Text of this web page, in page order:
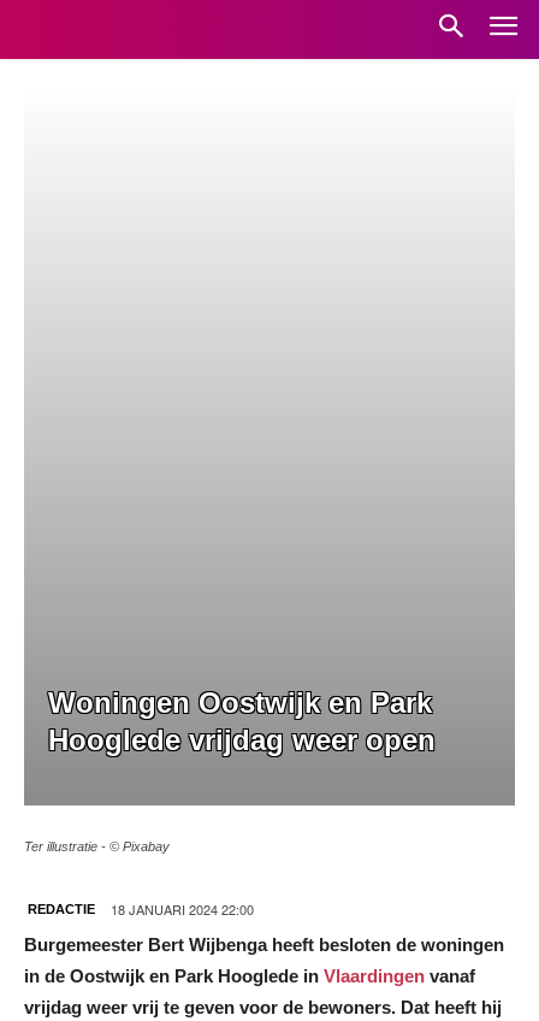
Woningen Oostwijk en Park
Hooglede vrijdag weer open
Ter illustratie - © Pixabay
REDACTIE 18 JANUARI 2024 22:00
Burgemeester Bert Wijbenga heeft besloten de woningen
in de Oostwijk en Park Hooglede in Vlaardingen vanaf
vrijdag weer vrij te geven voor de bewoners. Dat heeft hij